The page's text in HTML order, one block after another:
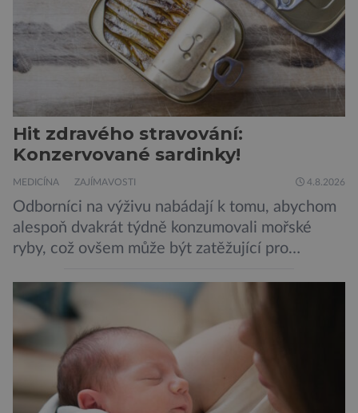
Hit zdravého stravování:
Konzervované sardinky!
MEDICÍNA ZAJÍMAVOSTI 4.8.2026
Odborníci na výživu nabádají k tomu, abychom
alespoň dvakrát týdně konzumovali mořské
ryby, což ovšem může být zatěžující pro
doporučení se nyní staly konzervované
sardinky, které si může dovolit opravdu každý
„Místo toho, aby poskytovaly izolované
mononutrienty, jsou rybí konzervy kompletní
potravinou,“ říká nutriční specialista Colin
Robertson a zdůrazňuje […]